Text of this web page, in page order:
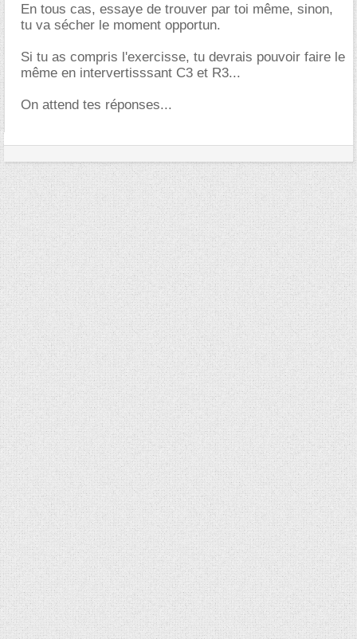
En tous cas, essaye de trouver par toi même, sinon,
tu va sécher le moment opportun.
Si tu as compris l'exercisse, tu devrais pouvoir faire le
même en intervertisssant C3 et R3...
On attend tes réponses...